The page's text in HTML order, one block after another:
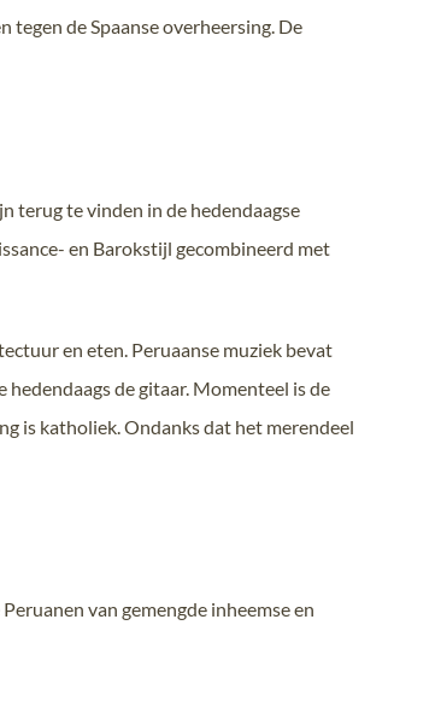
de Spaanse overheersing. De
terug te vinden in de hedendaagse
en Barokstijl gecombineerd met
en eten. Peruaanse muziek bevat
de gitaar. Momenteel is de
is katholiek. Ondanks dat het merendeel
van gemengde inheemse en